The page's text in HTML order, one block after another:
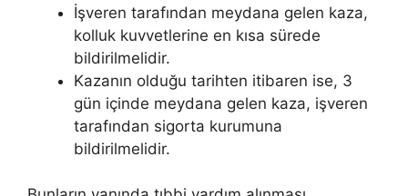
İşveren tarafından meydana gelen kaza,
kolluk kuvvetlerine en kısa sürede
bildirilmelidir.
Kazanın olduğu tarihten itibaren ise, 3
gün içinde meydana gelen kaza, işveren
tarafından sigorta kurumuna
bildirilmelidir.